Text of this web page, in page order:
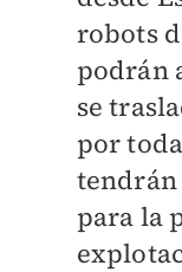
robots
podrán
se
por
tendrán
para la